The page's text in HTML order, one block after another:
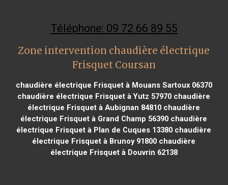
Téléphone: 09 72 66 89 55
Zone intervention chaudière électrique
Frisquet Coursan
chaudière électrique Frisquet à Mouans Sartoux 06370
chaudière électrique Frisquet à Yutz 57970 chaudière
électrique Frisquet à Aubignan 84810 chaudière
électrique Frisquet à Grand Champ 56390 chaudière
électrique Frisquet à Plan de Cuques 13380 chaudière
électrique Frisquet à Brunoy 91800 chaudière
électrique Frisquet à Douvrin 62138